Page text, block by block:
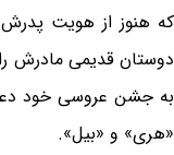
که هنوز از هویت
دوستان قدیمی مادرش
به جشن عروسی خود
«هری» و «بیل».